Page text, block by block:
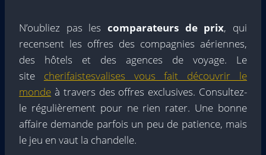
N’oubliez pas les comparateurs de prix, qui
recensent les offres des compagnies aériennes,
des hôtels et des agences de voyage. Le
site cherifaistesvalises vous fait découvrir le
monde à travers des offres exclusives. Consultez-
le régulièrement pour ne rien rater. Une bonne
affaire demande parfois un peu de patience, mais
le jeu en vaut la chandelle.